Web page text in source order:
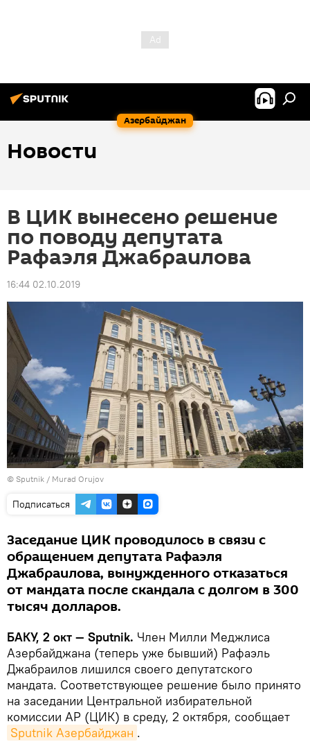
Азербайджан
Новости
В ЦИК вынесено решение
по поводу депутата
Рафаэля Джабраилова
16:44 02.10.2019
© Sputnik / Murad Orujov
Подписаться
Заседание ЦИК проводилось в связи с
обращением депутата Рафаэля
Джабраилова, вынужденного отказаться
от мандата после скандала с долгом в 300
тысяч долларов.
БАКУ, 2 окт — Sputnik. Член Милли Меджлиса
Азербайджана (теперь уже бывший) Рафаэль
Джабраилов лишился своего депутатского
мандата. Соответствующее решение было принято
на заседании Центральной избирательной
комиссии АР (ЦИК) в среду, 2 октября, сообщает
Sputnik Азербайджан .